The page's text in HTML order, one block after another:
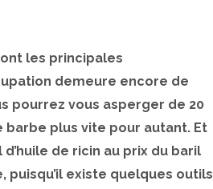
les principales
demeure encore de
pourrez vous asperger de 20
barbe plus vite pour autant. Et
de ricin au prix du baril
existe quelques outils